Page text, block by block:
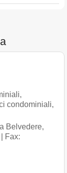
condominiali,
Belvedere,
| Fax: